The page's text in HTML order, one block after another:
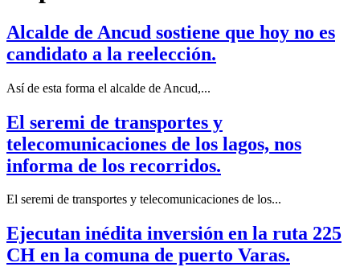
Alcalde de Ancud sostiene que hoy no es
candidato a la reelección.
Así de esta forma el alcalde de Ancud,...
El seremi de transportes y
telecomunicaciones de los lagos, nos
informa de los recorridos.
El seremi de transportes y telecomunicaciones de los...
Ejecutan inédita inversión en la ruta 225
CH en la comuna de puerto Varas.